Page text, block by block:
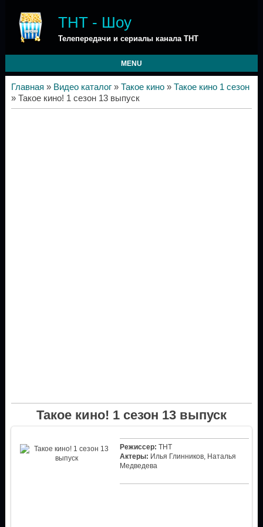
ТНТ - Шоу
Телепередачи и сериалы канала ТНТ
MENU
Главная » Видео каталог» Такое кино» Такое кино 1 сезон
» Такое кино! 1 сезон 13 выпуск
Такое кино! 1 сезон 13 выпуск
Режиссер: ТНТ
Актеры: Илья Глинников, Наталья
Медведева